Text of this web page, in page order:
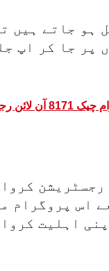
ہو جاتے ہیں
پر جا کر اپ
رجسٹریشن
اس پروگرام
اہلیت